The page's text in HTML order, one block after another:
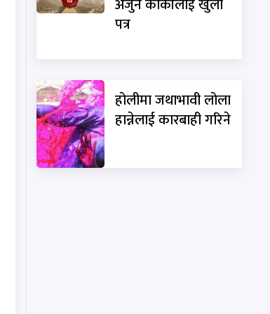
पत्र
होलीमा जथाभावी लोला
हान्नेलाई कारबाही गरिने